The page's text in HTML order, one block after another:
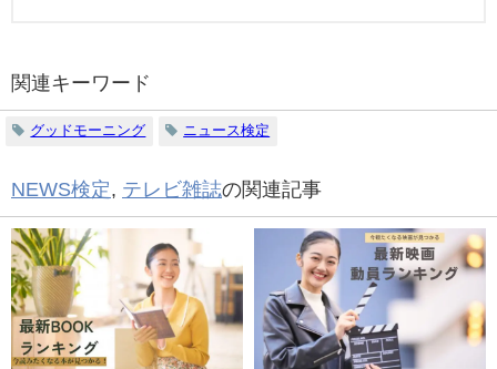
関連キーワード
グッドモーニング ニュース検定
NEWS検定, テレビ雑誌の関連記事